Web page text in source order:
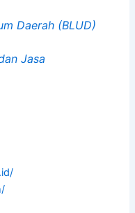
Daerah (BLUD)
Jasa